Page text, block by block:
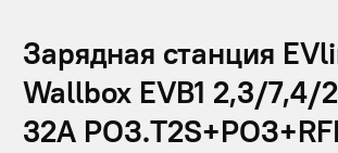
Зарядная станция
Wallbox EVB1 2,3/7,4/
32А